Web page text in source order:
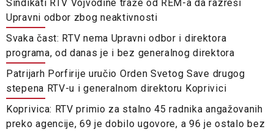
Sindikati RTV Vojvodine traže od REM-a da razreši
Upravni odbor zbog neaktivnosti
Svaka čast: RTV nema Upravni odbor i direktora
programa, od danas je i bez generalnog direktora
Patrijarh Porfirije uručio Orden Svetog Save drugog
stepena RTV-u i generalnom direktoru Koprivici
Koprivica: RTV primio za stalno 45 radnika angažovanih
preko agencije, 69 je dobilo ugovore, a 96 je ostalo bez